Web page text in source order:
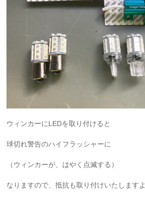
ウィンカーにLEDを取り付けると
球切れ警告のハイフラッシャーに
（ウィンカーが、はやく点滅する）
なりますので、抵抗も取り付けいたしますよ